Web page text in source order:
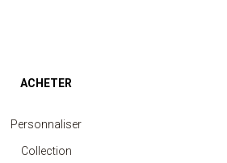
ACHETER
Personnaliser
Collection